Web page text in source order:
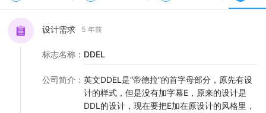
设计需求 5 年前
标志名称 ： DDEL
公司简介 ： 英文DDEL是“帝德拉”的首字母部分，原先有设
计的样式，但是没有加字幕E，原来的设计是
DDL的设计，现在要把E加在原设计的风格里，